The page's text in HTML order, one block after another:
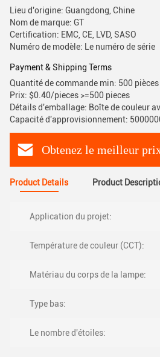
Lieu d'origine: Guangdong, Chine
Nom de marque: GT
Certification: EMC, CE, LVD, SASO
Numéro de modèle: Le numéro de série
Payment & Shipping Terms
Quantité de commande min: 500 pièces
Prix: $0.40/pieces >=500 pieces
Détails d'emballage: Boîte de couleur
Capacité d'approvisionnement:
Obtenez le meilleur
Product Details Product
Application du projet:
Température de couleur (CCT):
Matériau du corps de la lampe:
Type bas:
Le nombre d'étoiles: